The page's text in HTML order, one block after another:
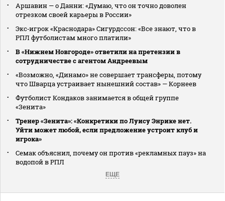
Аршавин — о Данни: «Думаю, что он точно доволен
отрезком своей карьеры в России»
Экс‑игрок «Краснодара» Сигурдссон: «Все знают, что в
РПЛ футболистам много платили»
В «Нижнем Новгороде» ответили на претензии в
сотрудничестве с агентом Андреевым
«Возможно, «Динамо» не совершает трансферы, потому
что Шварца устраивает нынешний состав» — Корнеев
Футболист Кондаков занимается в общей группе
«Зенита»
Тренер «Зенита»: «Конкретики по Луису Энрике нет.
Уйти может любой, если предложение устроит клуб и
игрока»
Семак объяснил, почему он против «рекламных пауз» на
водопой в РПЛ
ЕЩЕ